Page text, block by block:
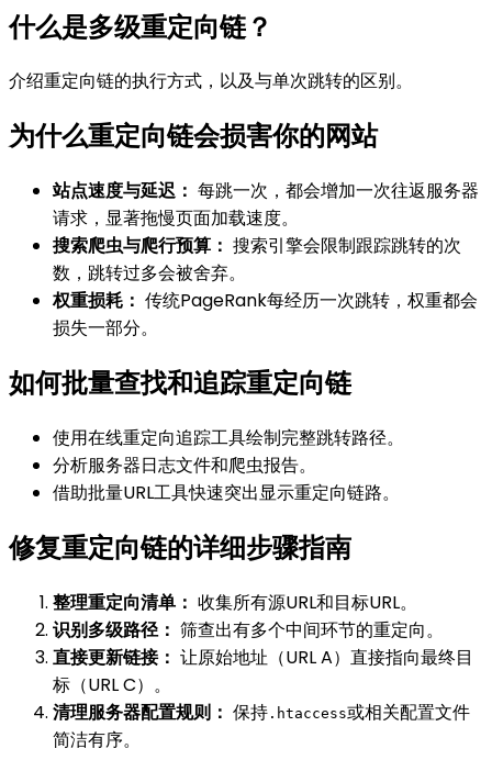
什么是多级重定向链？
介绍重定向链的执行方式，以及与单次跳转的区别。
为什么重定向链会损害你的网站
站点速度与延迟： 每跳一次，都会增加一次往返服务器
请求，显著拖慢页面加载速度。
搜索爬虫与爬行预算： 搜索引擎会限制跟踪跳转的次
数，跳转过多会被舍弃。
权重损耗： 传统PageRank每经历一次跳转，权重都会
损失一部分。
如何批量查找和追踪重定向链
使用在线重定向追踪工具绘制完整跳转路径。
分析服务器日志文件和爬虫报告。
借助批量URL工具快速突出显示重定向链路。
修复重定向链的详细步骤指南
整理重定向清单： 收集所有源URL和目标URL。
识别多级路径： 筛查出有多个中间环节的重定向。
直接更新链接： 让原始地址（URL A）直接指向最终目
标（URL C）。
清理服务器配置规则： 保持 .htaccess或相关配置文件
简洁有序。